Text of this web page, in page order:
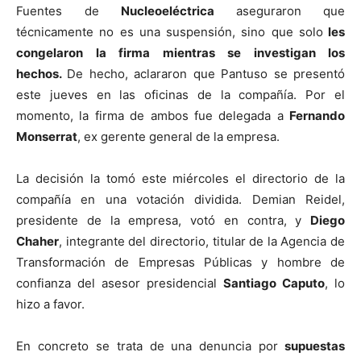
Fuentes de Nucleoeléctrica aseguraron que
técnicamente no es una suspensión, sino que solo les
congelaron la firma mientras se investigan los
hechos. De hecho, aclararon que Pantuso se presentó
este jueves en las oficinas de la compañía. Por el
momento, la firma de ambos fue delegada a Fernando
Monserrat, ex gerente general de la empresa.
La decisión la tomó este miércoles el directorio de la
compañía en una votación dividida. Demian Reidel,
presidente de la empresa, votó en contra, y Diego
Chaher, integrante del directorio, titular de la Agencia de
Transformación de Empresas Públicas y hombre de
confianza del asesor presidencial Santiago Caputo, lo
hizo a favor.
En concreto se trata de una denuncia por supuestas